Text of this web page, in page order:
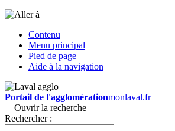
Contenu
Menu principal
Pied de page
Aide à la navigation
Portail de l'agglomérationmonlaval.fr
Rechercher :